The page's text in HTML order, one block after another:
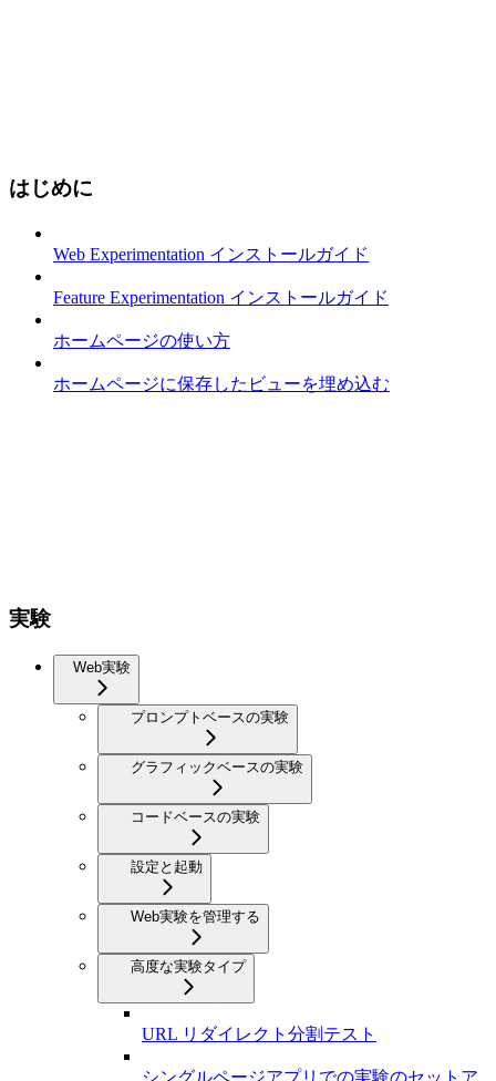
はじめに
Web Experimentation インストールガイド
Feature Experimentation インストールガイド
ホームページの使い方
ホームページに保存したビューを埋め込む
実験
Web実験
プロンプトベースの実験
グラフィックベースの実験
コードベースの実験
設定と起動
Web実験を管理する
高度な実験タイプ
URL リダイレクト分割テスト